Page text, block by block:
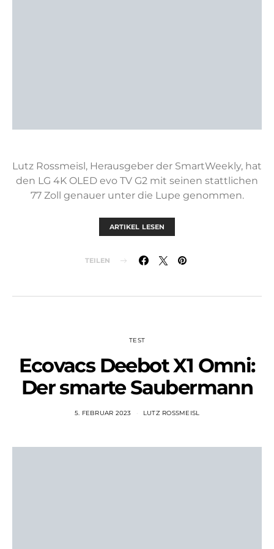
Lutz Rossmeisl, Herausgeber der SmartWeekly, hat
den LG 4K OLED evo TV G2 mit seinen stattlichen
77 Zoll genauer unter die Lupe genommen.
ARTIKEL LESEN
TEILEN
TEST
Ecovacs Deebot X1 Omni:
Der smarte Saubermann
5. FEBRUAR 2023 LUTZ ROSSMEISL